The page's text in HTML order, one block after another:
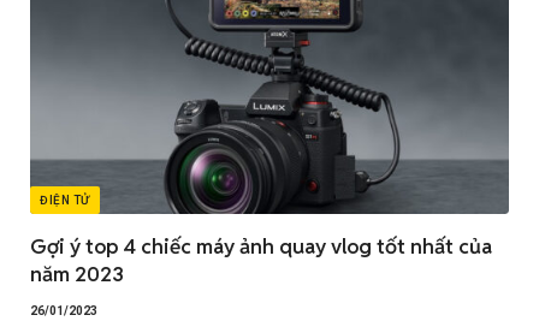
ĐIỆN TỬ
Gợi ý top 4 chiếc máy ảnh quay vlog tốt nhất của
năm 2023
26/01/2023